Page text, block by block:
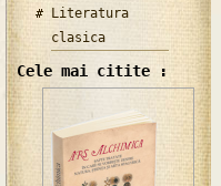
Literatura
clasica
Cele mai citite :